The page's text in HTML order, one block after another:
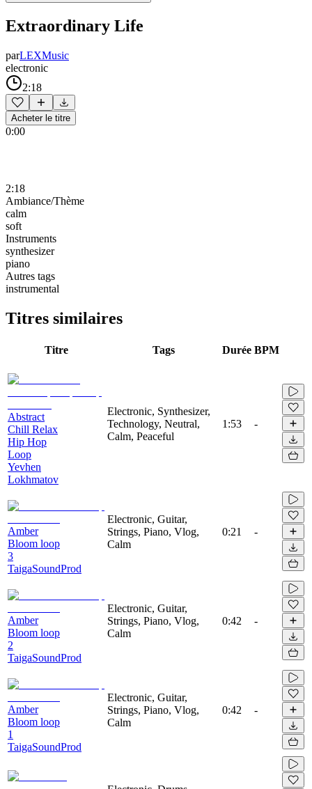
Extraordinary Life
parLEXMusic
electronic
2:18
Acheter le titre
0:00
2:18
Ambiance/Thème
calm
soft
Instruments
synthesizer
piano
Autres tags
instrumental
Titres similaires
Titre Tags Durée BPM
Abstract
Chill Relax
Hip Hop
Loop
Yevhen
Lokhmatov
Electronic, Synthesizer,
Technology, Neutral,
Calm, Peaceful
1:53 -
Amber
Bloom loop
3
TaigaSoundProd
Electronic, Guitar,
Strings, Piano, Vlog,
Calm
0:21 -
Amber
Bloom loop
2
TaigaSoundProd
Electronic, Guitar,
Strings, Piano, Vlog,
Calm
0:42 -
Amber
Bloom loop
1
TaigaSoundProd
Electronic, Guitar,
Strings, Piano, Vlog,
Calm
0:42 -